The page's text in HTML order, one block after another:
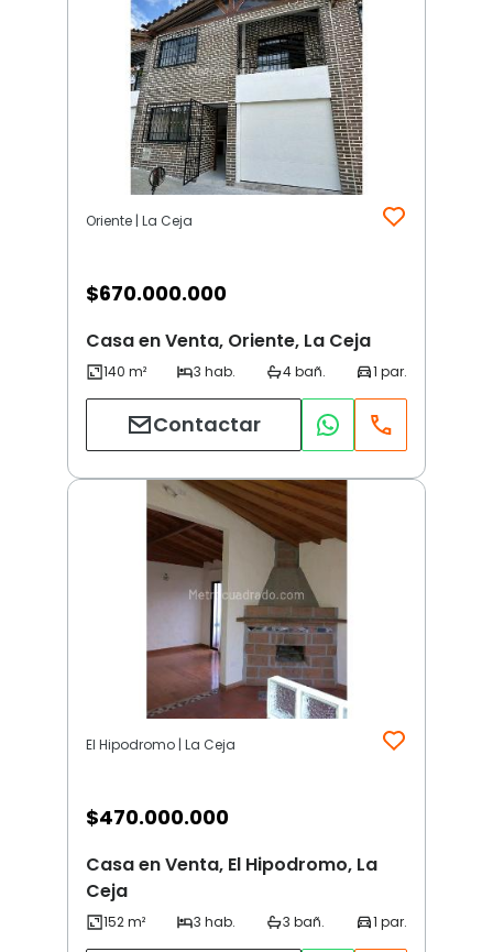
Oriente | La Ceja
$670.000.000
Casa en Venta, Oriente, La Ceja
Contactar
El Hipodromo | La Ceja
$470.000.000
Casa en Venta, El Hipodromo, La
Ceja